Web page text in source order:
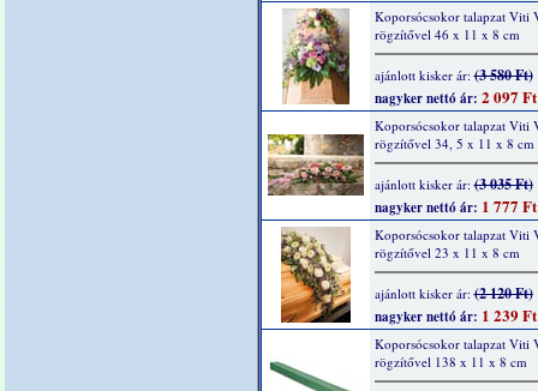
Koporsócsokor talapzat Viti
rögzítővel 46 x 11 x 8 cm
ajánlott kisker ár:(3 580 Ft)
nagyker nettó ár: 2 097 Ft
Koporsócsokor talapzat Viti
rögzítővel 34, 5 x 11 x 8 cm
ajánlott kisker ár:(3 035 Ft)
nagyker nettó ár: 1 777 Ft
Koporsócsokor talapzat Viti
rögzítővel 23 x 11 x 8 cm
ajánlott kisker ár:(2 120 Ft)
nagyker nettó ár: 1 239 Ft
Koporsócsokor talapzat Viti
rögzítővel 138 x 11 x 8 cm